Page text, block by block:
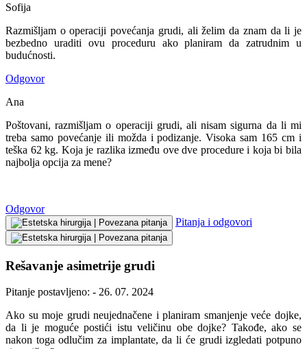
Sofija
Razmišljam o operaciji povećanja grudi, ali želim da znam da li je
bezbedno uraditi ovu proceduru ako planiram da zatrudnim u
budućnosti.
Odgovor
Ana
Poštovani, razmišljam o operaciji grudi, ali nisam sigurna da li mi
treba samo povećanje ili možda i podizanje. Visoka sam 165 cm i
teška 62 kg. Koja je razlika između ove dve procedure i koja bi bila
najbolja opcija za mene?
Odgovor
Pitanja i odgovori
Rešavanje asimetrije grudi
Pitanje postavljeno: - 26. 07. 2024
Ako su moje grudi neujednačene i planiram smanjenje veće dojke,
da li je moguće postići istu veličinu obe dojke? Takođe, ako se
nakon toga odlučim za implantate, da li će grudi izgledati potpuno